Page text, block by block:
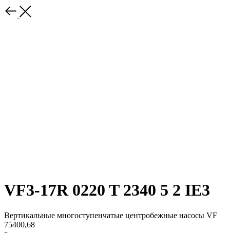
VF3-17R 0220 T 2340 5 2 IE3
Вертикальные многоступенчатые центробежные насосы VF
75400,68